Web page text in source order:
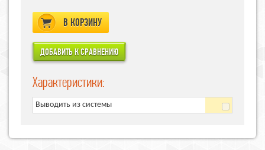
В КОРЗИНУ
Характеристики:
Выводить из системы